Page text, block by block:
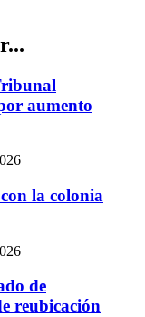
aumento
la colonia
de
reubicación